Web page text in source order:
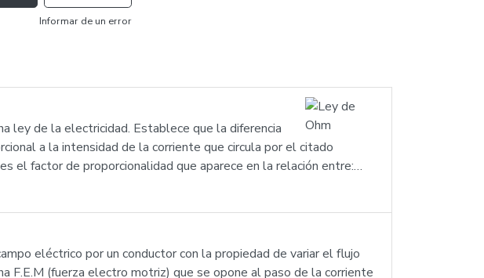
Informar de un error
ley de la electricidad. Establece que la diferencia
a la intensidad de la corriente que circula por el citado
el factor de proporcionalidad que aparece en la relación entre:…
eléctrico por un conductor con la propiedad de variar el flujo
F.E.M (fuerza electro motriz) que se opone al paso de la corriente